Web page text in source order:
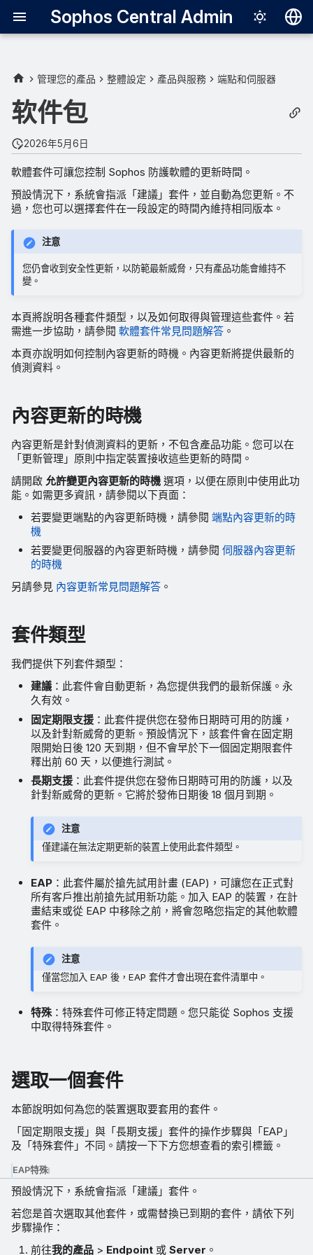
Sophos Central Admin
English
Italiano
日本語
한국어
管理您的產品 整體設定 產品與服務 端點和伺服器
软件包
2026年5月6日
軟體套件可讓您控制 Sophos 防護軟體的更新時間。
預設情況下，系統會指派「建議」套件，並自動為您更新。不
過，您也可以選擇套件在一段設定的時間內維持相同版本。
注意
您仍會收到安全性更新，以防範最新威脅，只有產品功能會維持不
變。
本頁將說明各種套件類型，以及如何取得與管理這些套件。若
需進一步協助，請參閱 軟體套件常見問題解答 。
本頁亦說明如何控制內容更新的時機。內容更新將提供最新的
偵測資料。
內容更新的時機
內容更新是針對偵測資料的更新，不包含產品功能。您可以在
「更新管理」原則中指定裝置接收這些更新的時間。
請開啟 允許變更內容更新的時機 選項，以便在原則中使用此功
能。如需更多資訊，請參閱以下頁面：
若要變更端點的內容更新時機，請參閱端點內容更新的時
機
若要變更伺服器的內容更新時機，請參閱伺服器內容更新
的時機
另請參見 內容更新常見問題解答 。
套件類型
我們提供下列套件類型：
建議 ：此套件會自動更新，為您提供我們的最新保護。永
久有效。
固定期限支援 ：此套件提供您在發佈日期時可用的防護，
以及針對新威脅的更新。預設情況下，該套件會在固定期
限開始日後 120 天到期，但不會早於下一個固定期限套件
釋出前 60 天，以便進行測試。
長期支援 ：此套件提供您在發佈日期時可用的防護，以及
針對新威脅的更新。它將於發佈日期後 18 個月到期。
注意
僅建議在無法定期更新的裝置上使用此套件類型。
EAP ：此套件屬於搶先試用計畫 (EAP)，可讓您在正式對
所有客戶推出前搶先試用新功能。加入 EAP 的裝置，在計
畫結束或從 EAP 中移除之前，將會忽略您指定的其他軟體
套件。
注意
僅當您加入 EAP 後，EAP 套件才會出現在套件清單中。
特殊：特殊套件可修正特定問題。您只能從 Sophos 支援
中取得特殊套件。
選取一個套件
本節說明如何為您的裝置選取要套用的套件。
「固定期限支援」與「長期支援」套件的操作步驟與「EAP」
及「特殊套件」不同。請按一下下方您想查看的索引標籤。
EAP特殊
預設情況下，系統會指派「建議」套件。
若您是首次選取其他套件，或需替換已到期的套件，請依下列
步驟操作：
前往我的產品 > Endpoint 或Server 。